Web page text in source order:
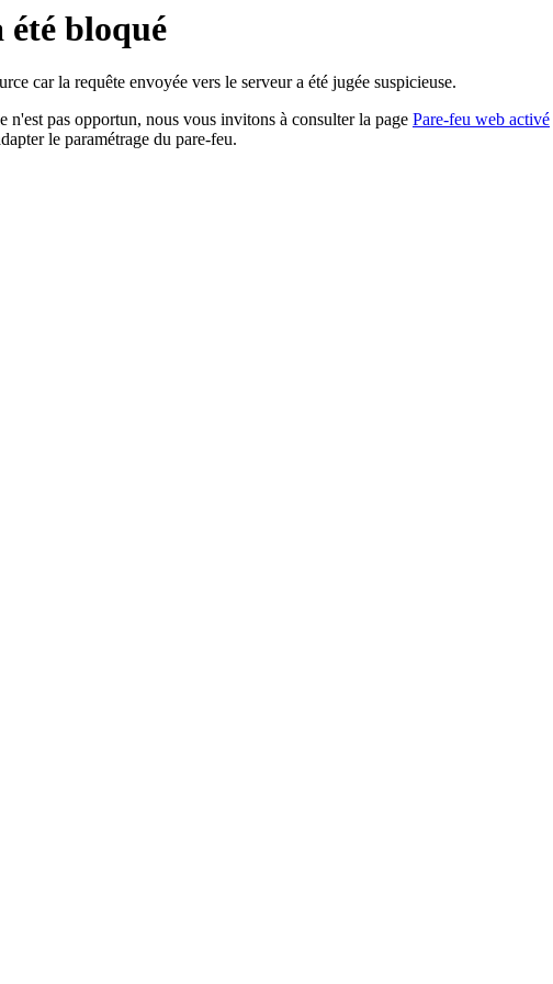
été bloqué
car la requête envoyée vers le serveur a été jugée suspicieuse.
n'est pas opportun, nous vous invitons à consulter la page Pare-feu web activé
le paramétrage du pare-feu.